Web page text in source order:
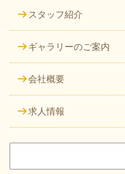
スタッフ紹介
ギャラリーのご案内
会社概要
求人情報